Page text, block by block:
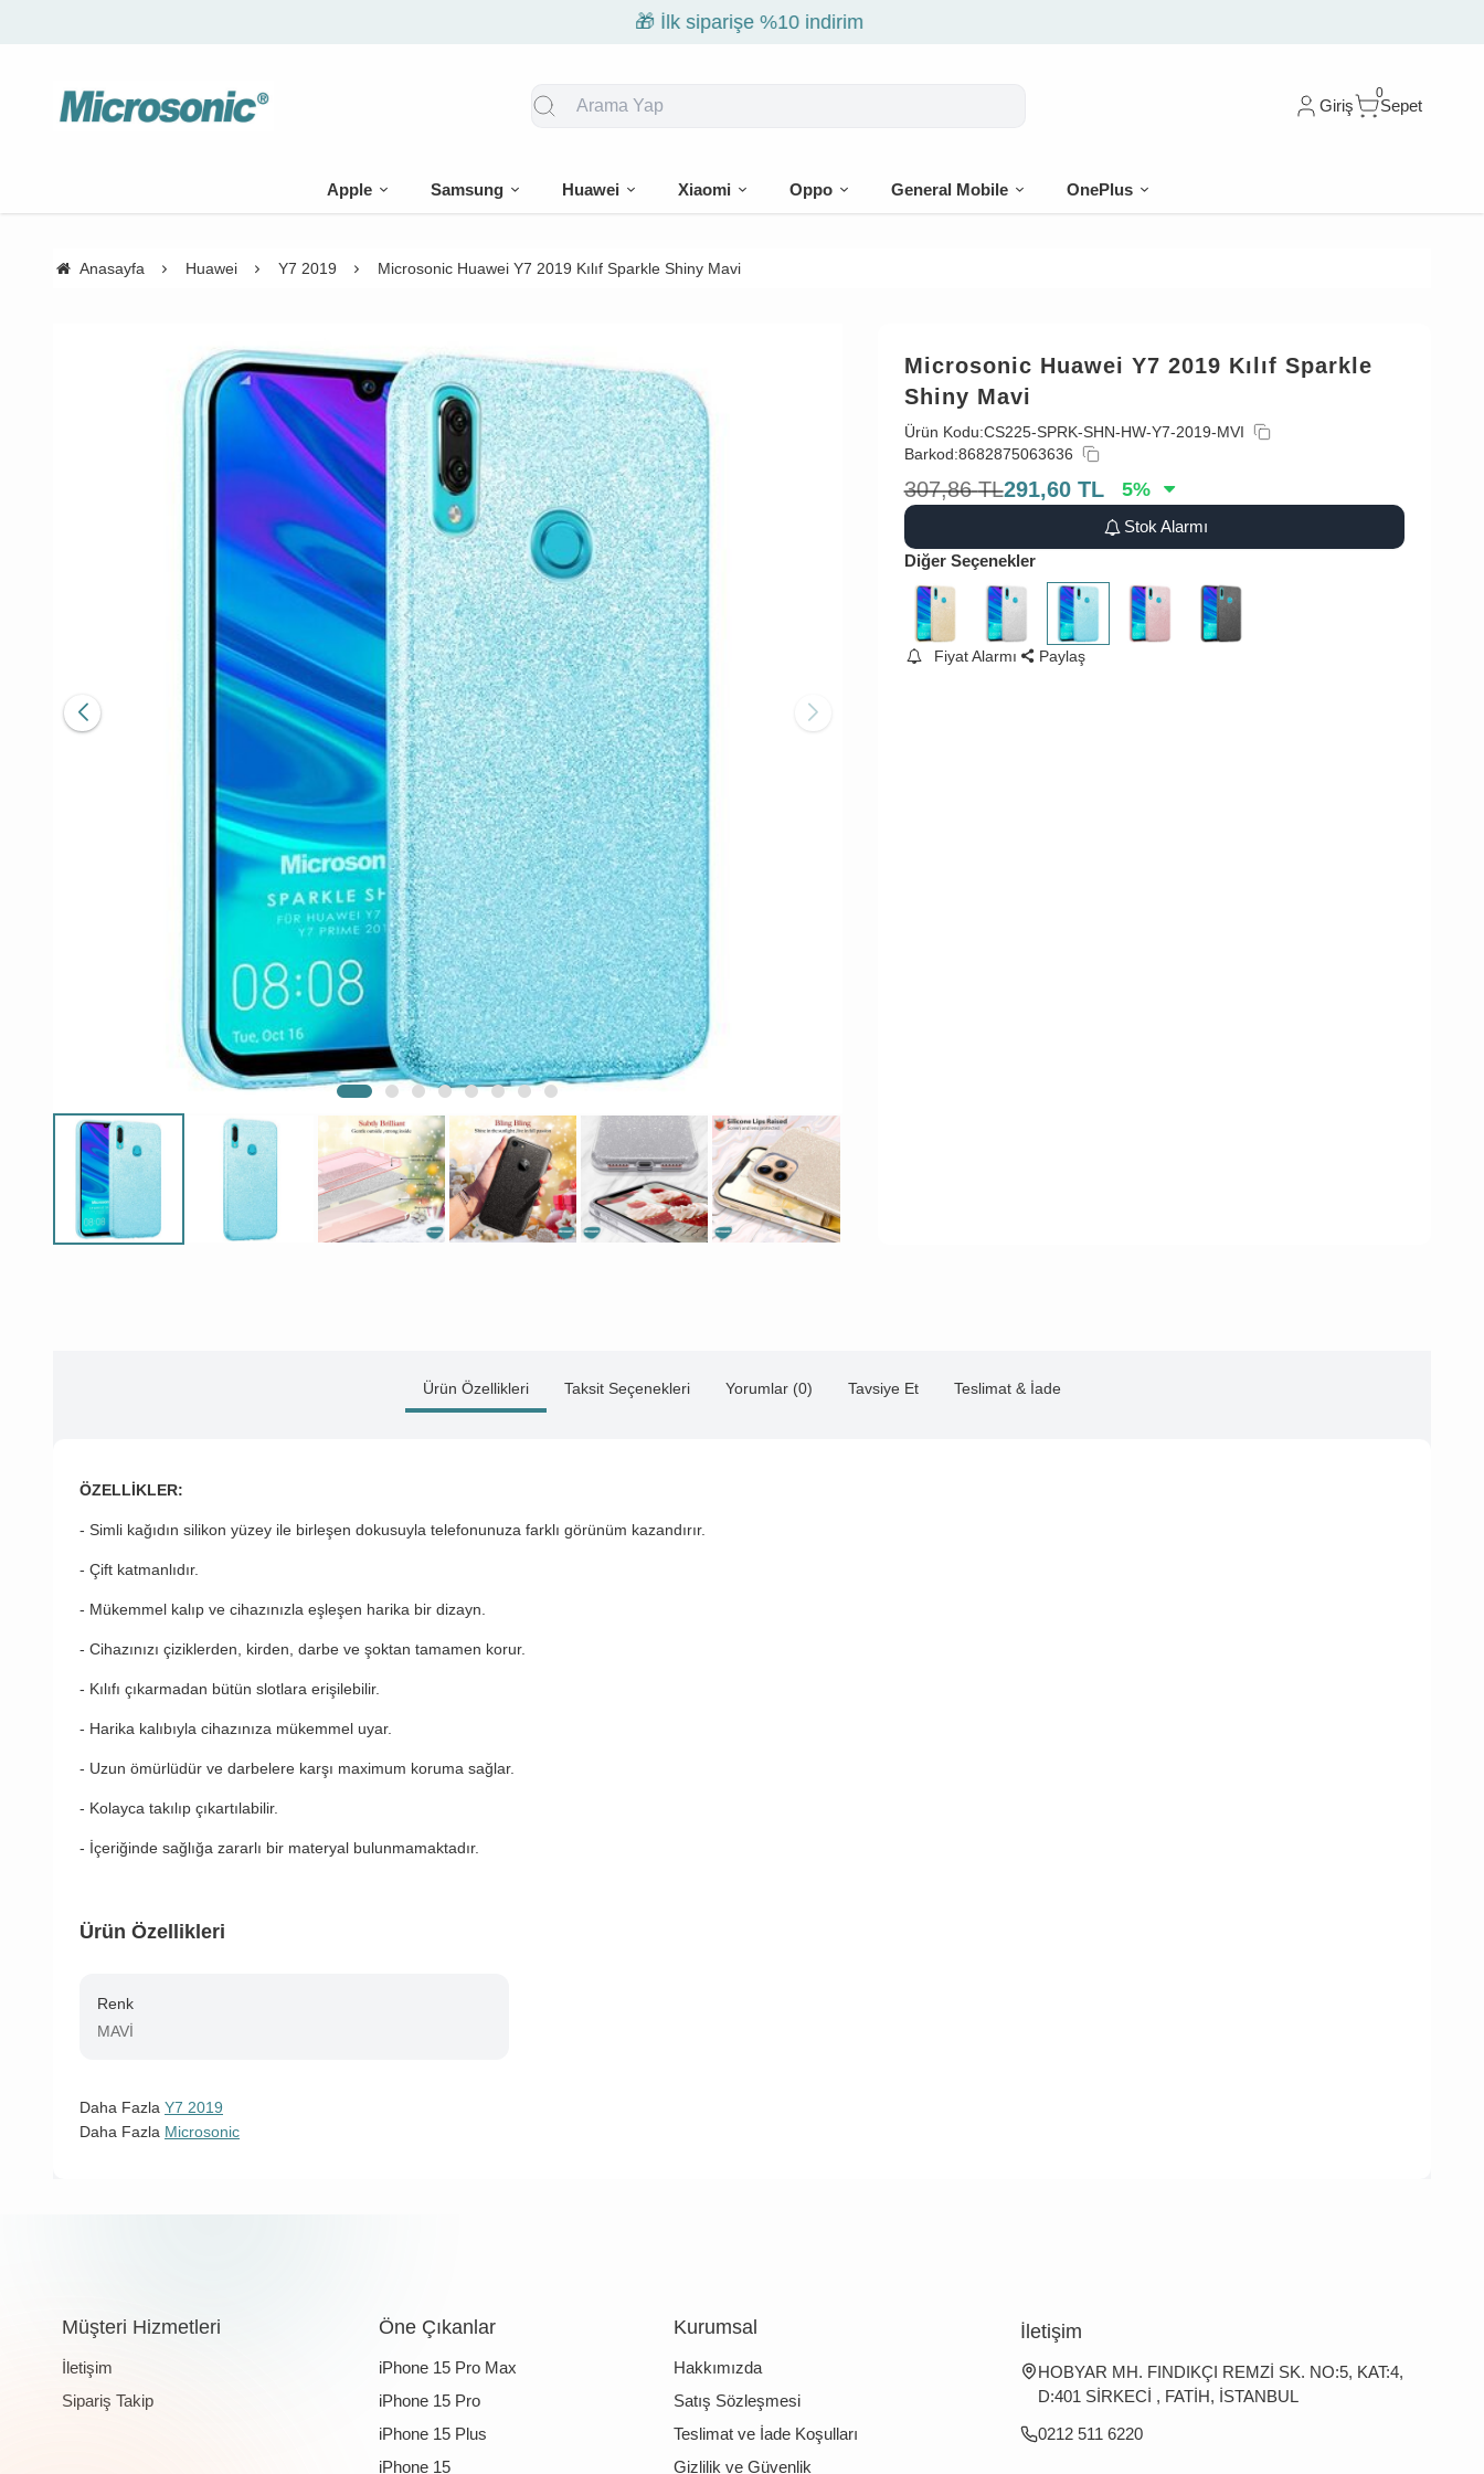
🎁 İlk siparişe %10 indirim
Giriş
0
Sepet
Apple Samsung Huawei Xiaomi Oppo General Mobile OnePlus
Anasayfa Huawei Y7 2019 Microsonic Huawei Y7 2019 Kılıf Sparkle Shiny Mavi
Microsonic Huawei Y7 2019 Kılıf Sparkle
Shiny Mavi
Ürün Kodu:CS225-SPRK-SHN-HW-Y7-2019-MVI
Barkod:8682875063636
307,86 TL291,60 TL 5%
Stok Alarmı
Diğer Seçenekler
Fiyat Alarmı Paylaş
Ürün Özellikleri Taksit Seçenekleri Yorumlar (0) Tavsiye Et Teslimat & İade
ÖZELLİKLER:
- Simli kağıdın silikon yüzey ile birleşen dokusuyla telefonunuza farklı görünüm kazandırır.
- Çift katmanlıdır.
- Mükemmel kalıp ve cihazınızla eşleşen harika bir dizayn.
- Cihazınızı çiziklerden, kirden, darbe ve şoktan tamamen korur.
- Kılıfı çıkarmadan bütün slotlara erişilebilir.
- Harika kalıbıyla cihazınıza mükemmel uyar.
- Uzun ömürlüdür ve darbelere karşı maximum koruma sağlar.
- Kolayca takılıp çıkartılabilir.
- İçeriğinde sağlığa zararlı bir materyal bulunmamaktadır.
Ürün Özellikleri
Renk
MAVİ
Daha Fazla Y7 2019
Daha Fazla Microsonic
Müşteri Hizmetleri
İletişim
Sipariş Takip
Öne Çıkanlar
iPhone 15 Pro Max
iPhone 15 Pro
iPhone 15 Plus
iPhone 15
Kurumsal
Hakkımızda
Satış Sözleşmesi
Teslimat ve İade Koşulları
Gizlilik ve Güvenlik
İletişim
HOBYAR MH. FINDIKÇI REMZİ SK. NO:5, KAT:4,
D:401 SİRKECİ , FATİH, İSTANBUL
0212 511 6220